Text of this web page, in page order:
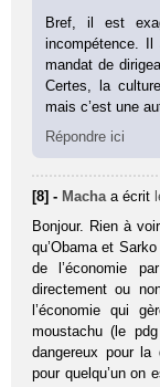
Bref, il est
incompétence.
mandat de
Certes, la
mais c’est une
Répondre ici
[8] - Macha a écrit
Bonjour. Rien à
qu’Obama et
de l’économie
directement ou
l’économie qui
moustachu (le
dangereux pour la
pour quelqu’un on